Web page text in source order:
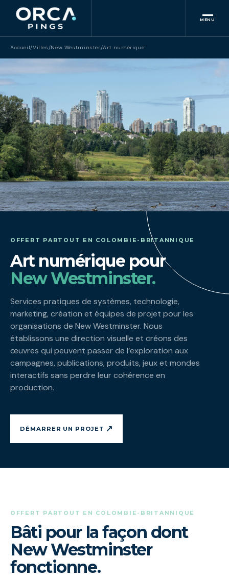
MENU
Accueil/Villes/New Westminster/Art numérique
OFFERT PARTOUT EN COLOMBIE-BRITANNIQUE
Art numérique pour
New Westminster.
Services pratiques de systèmes, technologie,
marketing, création et équipes de projet pour les
organisations de New Westminster. Nous
établissons une direction visuelle et créons des
œuvres qui peuvent passer de l’exploration aux
campagnes, publications, produits, jeux et mondes
interactifs sans perdre leur cohérence en
production.
DÉMARRER UN PROJET ↗
OFFERT PARTOUT EN COLOMBIE-BRITANNIQUE
Bâti pour la façon dont
New Westminster
fonctionne.